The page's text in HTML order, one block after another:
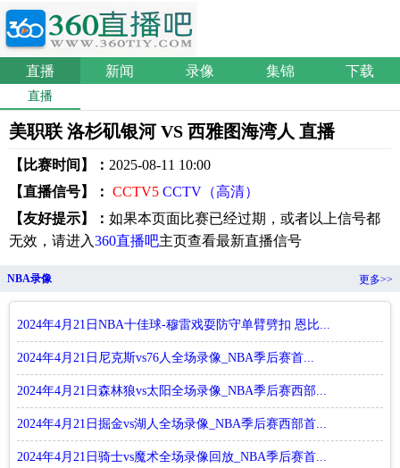
直播 新闻 录像 集锦 下载
直播
美职联 洛杉矶银河 VS 西雅图海湾人 直播
【比赛时间】： 2025-08-11 10:00
【直播信号】： CCTV5 CCTV（高清）
【友好提示】： 如果本页面比赛已经过期，或者以上信号都
无效，请进入360直播吧主页查看最新直播信号
NBA录像 更多>>
2024年4月21日NBA十佳球-穆雷戏耍防守单臂劈扣 恩比...
2024年4月21日尼克斯vs76人全场录像_NBA季后赛首...
2024年4月21日森林狼vs太阳全场录像_NBA季后赛西部...
2024年4月21日掘金vs湖人全场录像_NBA季后赛西部首...
2024年4月21日骑士vs魔术全场录像回放_NBA季后赛首...